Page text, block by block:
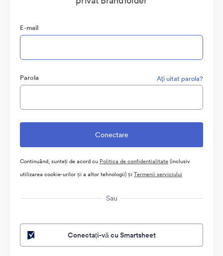
E-mail
Parola Aţi uitat parola?
Continuând, sunteți de acord cu Politica de confidentialitate(inclusiv
utilizarea cookie-urilor și a altor tehnologii) și Termenii serviciului
Sau
Conectați-vă cu Smartsheet